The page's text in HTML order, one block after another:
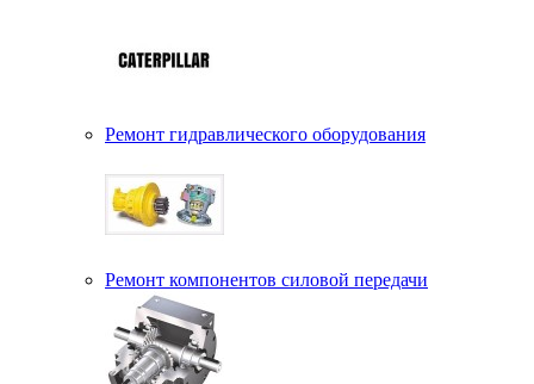
Ремонт гидравлического оборудования
Ремонт компонентов силовой передачи